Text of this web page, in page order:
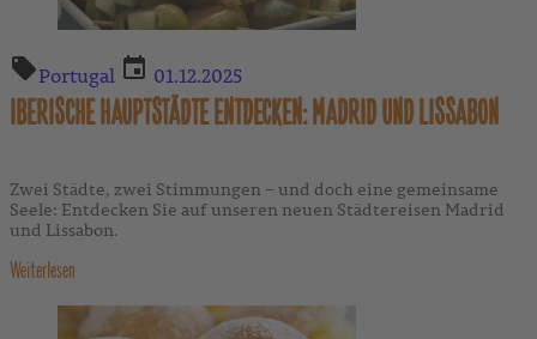
Portugal 01.12.2025
IBERISCHE HAUPTSTÄDTE ENTDECKEN: MADRID UND LISSABON
Zwei Städte, zwei Stimmungen – und doch eine gemeinsame
Seele: Entdecken Sie auf unseren neuen Städtereisen Madrid
und Lissabon.
Weiterlesen